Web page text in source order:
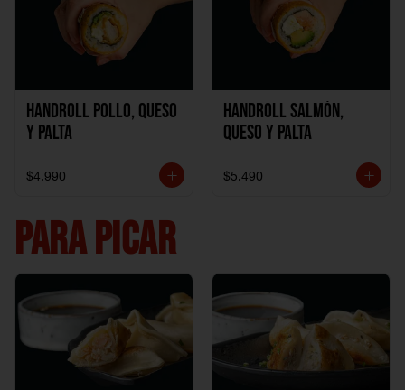
Handroll Pollo, Queso
y Palta
$4.990
Handroll Salmón,
Queso y Palta
$5.490
PARA PICAR